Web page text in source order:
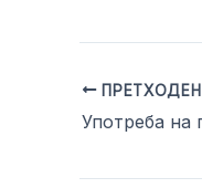
ПРЕТХОДЕН